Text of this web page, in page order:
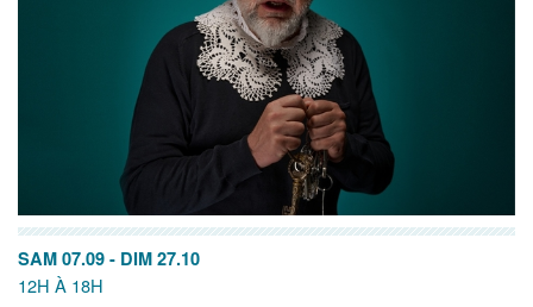
SAM 07.09 - DIM 27.10
12H À 18H